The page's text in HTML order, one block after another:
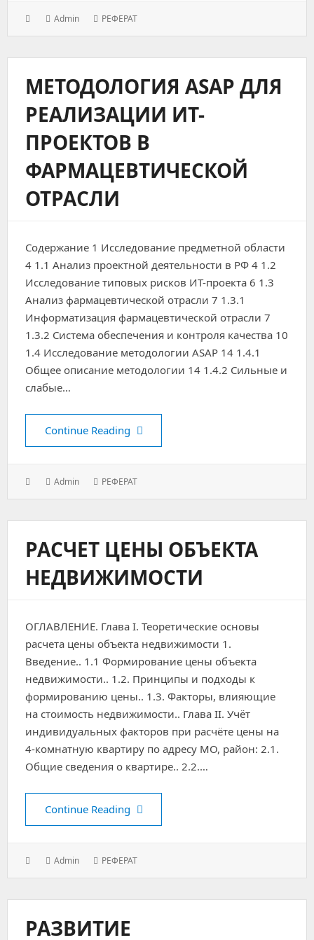
PostedAuthor:
Admin Categories:
РЕФЕРАТ
МЕТОДОЛОГИЯ ASAP ДЛЯ
РЕАЛИЗАЦИИ ИТ-
ПРОЕКТОВ В
ФАРМАЦЕВТИЧЕСКОЙ
ОТРАСЛИ
Содержание 1 Исследование предметной области
4 1.1 Анализ проектной деятельности в РФ 4 1.2
Исследование типовых рисков ИТ-проекта 6 1.3
Анализ фармацевтической отрасли 7 1.3.1
Информатизация фармацевтической отрасли 7
1.3.2 Система обеспечения и контроля качества 10
1.4 Исследование методологии ASAP 14 1.4.1
Общее описание методологии 14 1.4.2 Сильные и
слабые…
Continue Reading Методология ASAP для
PostedAuthor:
Admin Categories:
РЕФЕРАТ
РАСЧЕТ ЦЕНЫ ОБЪЕКТА
НЕДВИЖИМОСТИ
ОГЛАВЛЕНИЕ. Глава I. Теоретические основы
расчета цены объекта недвижимости 1.
Введение.. 1.1 Формирование цены объекта
недвижимости.. 1.2. Принципы и подходы к
формированию цены.. 1.3. Факторы, влияющие
на стоимость недвижимости.. Глава II. Учёт
индивидуальных факторов при расчёте цены на
4-комнатную квартиру по адресу МО, район: 2.1.
Общие сведения о квартире.. 2.2.…
Continue Reading Расчет цены объекта
PostedAuthor:
Admin Categories:
РЕФЕРАТ
РАЗВИТИЕ